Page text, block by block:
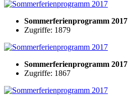
Sommerferienprogramm 2017
Zugriffe: 1879
Sommerferienprogramm 2017
Zugriffe: 1867